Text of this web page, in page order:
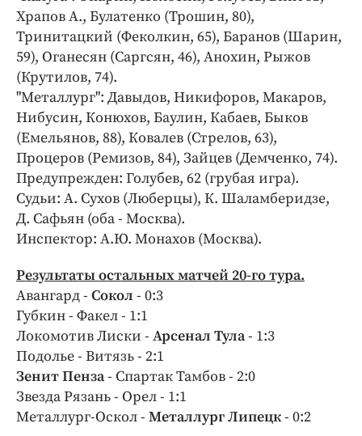
Храпов А., Булатенко (Трошин, 80),
Тринитацкий (Феколкин, 65), Баранов (Шарин,
59), Оганесян (Саргсян, 46), Анохин, Рыжов
(Крутилов, 74).
"Металлург": Давыдов, Никифоров, Макаров,
Нибусин, Конюхов, Баулин, Кабаев, Быков
(Емельянов, 88), Ковалев (Стрелов, 63),
Процеров (Ремизов, 84), Зайцев (Демченко, 74).
Предупрежден: Голубев, 62 (грубая игра).
Судьи: А. Сухов (Люберцы), К. Шаламберидзе,
Д. Сафьян (оба - Москва).
Инспектор: А.Ю. Монахов (Москва).
Результаты остальных матчей 20-го тура.
Авангард - Сокол - 0:3
Губкин - Факел - 1:1
Локомотив Лиски - Арсенал Тула- 1:3
Подолье - Витязь - 2:1
Зенит Пенза- Спартак Тамбов - 2:0
Звезда Рязань - Орел - 1:1
Металлург-Оскол - Металлург Липецк- 0:2